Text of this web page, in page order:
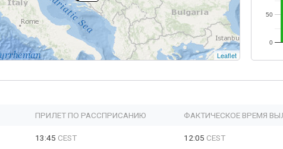
Leaflet
0
50
ПРИЛЕТ ПО РАССПРИСАНИЮ ФАКТИЧЕСКОЕ ВРЕМЯ
13:45 CEST 12:05 CEST